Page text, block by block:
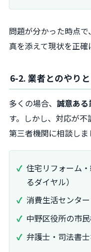
問題が分かった時点
真を添えて現状を正確
6-2. 業者とのやり
多くの場合、 誠意ある
す。しかし、対応が
第三者機関に相談しま
住宅リフォーム
るダイヤル）
消費生活センター
中野区役所の市
弁護士・司法書